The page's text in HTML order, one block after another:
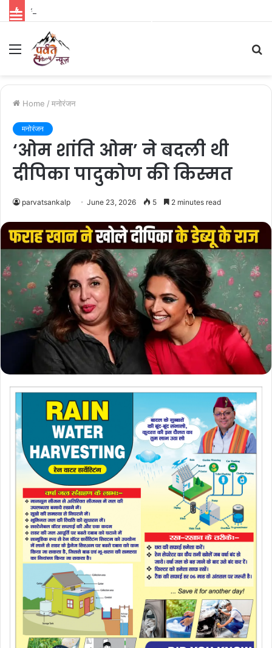
Menu
Home / मनोरंजन
मनोरंजन
‘ओम शांति ओम’ ने बदली थी
दीपिका पादुकोण की किस्मत
parvatsankalp June 23, 2026 5 2 minutes read